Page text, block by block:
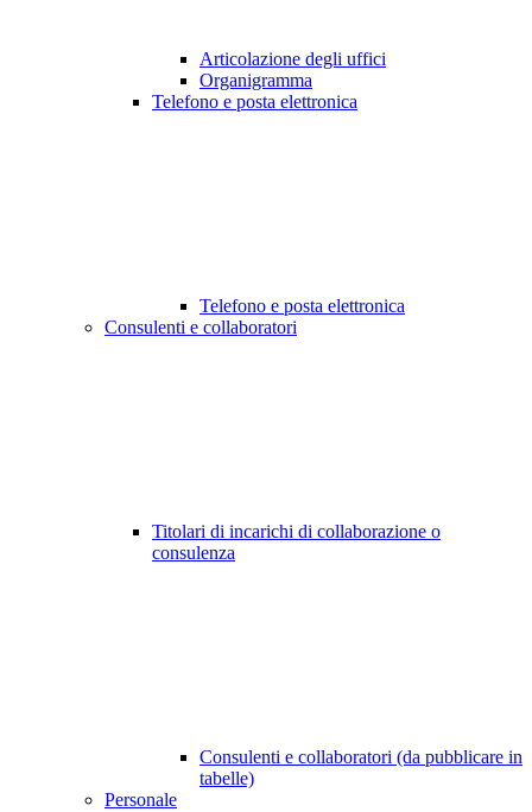
Articolazione degli uffici
Organigramma
Telefono e posta elettronica
Telefono e posta elettronica
Consulenti e collaboratori
Titolari di incarichi di collaborazione o
consulenza
Consulenti e collaboratori (da pubblicare in
tabelle)
Personale